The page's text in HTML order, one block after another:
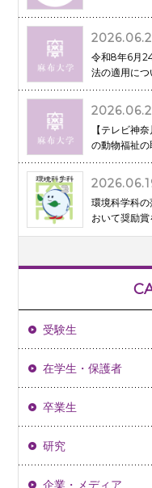
令和8年6月
法の適用につ
【テレビ神
の動物福祉
環境科学科
おいて奨励
受験生
在学生・保護者
卒業生
研究
企業・メディア